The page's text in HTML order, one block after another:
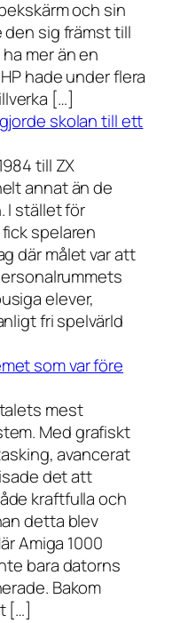
och sin
sig främst till
mer än en
hade under flera
[…]
skolan till ett
till ZX
annat än de
I stället för
spelaren
där målet var att
elever,
fri spelvärld
som var före
mest
Med grafiskt
avancerat
det att
kraftfulla och
detta blev
Amiga 1000
bara datorns
Bakom
[…]